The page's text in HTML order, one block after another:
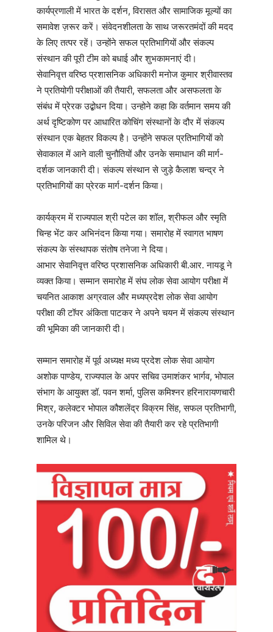
कार्यप्रणाली में भारत के दर्शन, विरासत और सामाजिक मूल्यों का
समावेश ज़रूर करें। संवेदनशीलता के साथ जरूरतमंदों की मदद
के लिए तत्पर रहें। उन्होंने सफल प्रतिभागियों और संकल्प
संस्थान की पूरी टीम को बधाई और शुभकामनाएं दी।
सेवानिवृत्त वरिष्ठ प्रशासनिक अधिकारी मनोज कुमार श्रीवास्तव
ने प्रतियोगी परीक्षाओं की तैयारी, सफलता और असफलता के
संबंध में प्रेरक उद्बोधन दिया। उन्होने कहा कि वर्तमान समय की
अर्थ दृष्टिकोण पर आधारित कोचिंग संस्थानों के दौर में संकल्प
संस्थान एक बेहतर विकल्प है। उन्होंने सफल प्रतिभागियों को
सेवाकाल में आने वाली चुनौतियों और उनके समाधान की मार्ग-
दर्शक जानकारी दी। संकल्प संस्थान से जुड़े कैलाश चन्द्र ने
प्रतिभागियों का प्रेरक मार्ग-दर्शन किया।
कार्यक्रम में राज्यपाल श्री पटेल का शॉल, श्रीफल और स्मृति
चिन्ह भेंट कर अभिनंदन किया गया। समारोह में स्वागत भाषण
संकल्प के संस्थापक संतोष तनेजा ने दिया।
आभार सेवानिवृत्त वरिष्ठ प्रशासनिक अधिकारी बी.आर. नायडू ने
व्यक्त किया। सम्मान समारोह में संघ लोक सेवा आयोग परीक्षा में
चयनित आकाश अग्रवाल और मध्यप्रदेश लोक सेवा आयोग
परीक्षा की टॉपर अंकिता पाटकर ने अपने चयन में संकल्प संस्थान
की भूमिका की जानकारी दी।
सम्मान समारोह में पूर्व अध्यक्ष मध्य प्रदेश लोक सेवा आयोग
अशोक पाण्डेय, राज्यपाल के अपर सचिव उमाशंकर भार्गव, भोपाल
संभाग के आयुक्त डॉ. पवन शर्मा, पुलिस कमिश्नर हरिनारायणचारी
मिश्र, कलेक्टर भोपाल कौशलेंद्र विक्रम सिंह, सफल प्रतिभागी,
उनके परिजन और सिविल सेवा की तैयारी कर रहे प्रतिभागी
शामिल थे।